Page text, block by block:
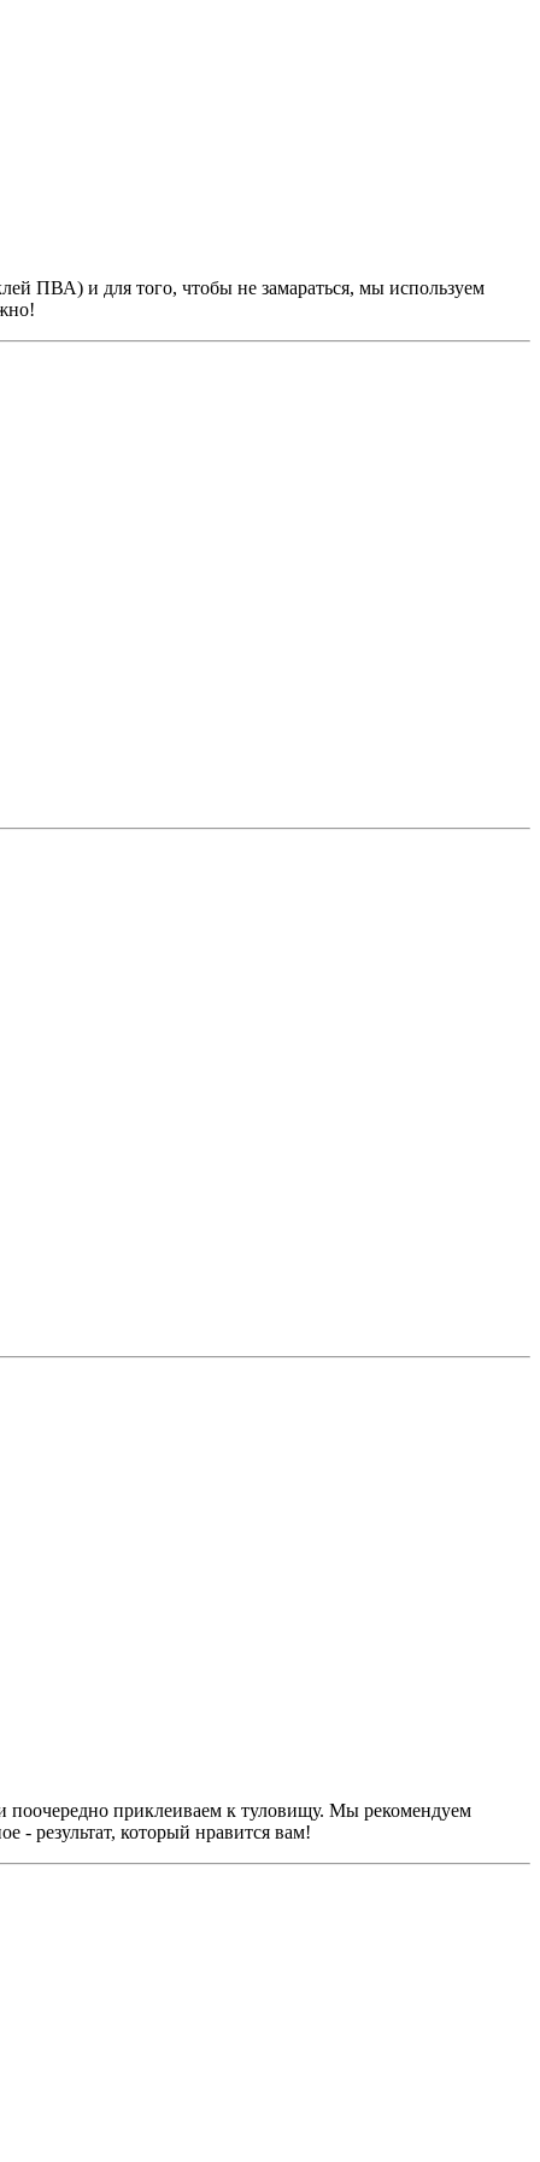
ПВА) и для того, чтобы не замараться, мы используем
поочередно приклеиваем к туловищу. Мы рекомендуем
- результат, который нравится вам!